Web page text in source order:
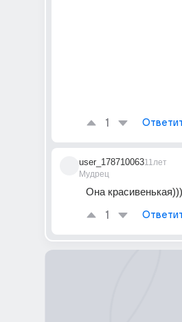
1
user_178710063
Мудрец
11лет
Она
1